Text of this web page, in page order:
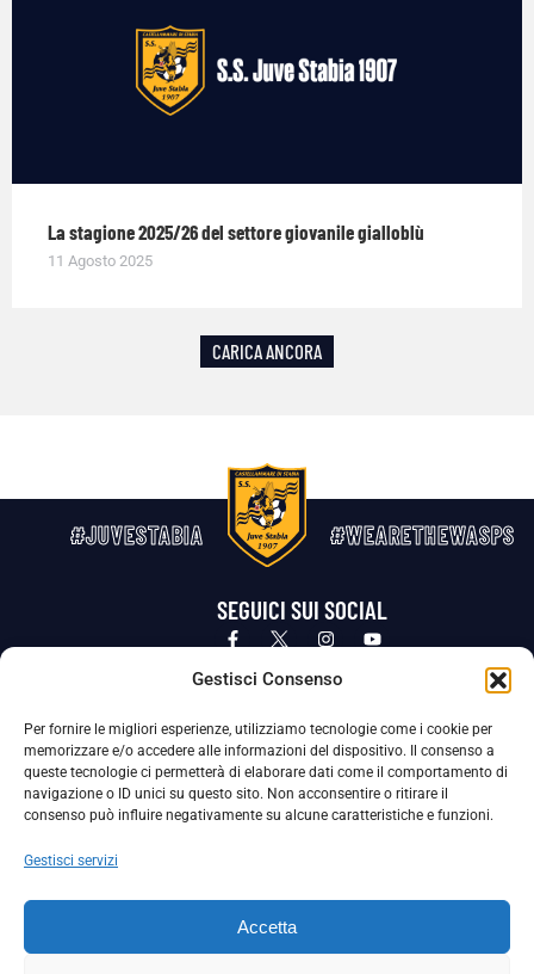
Gestisci Consenso
Per fornire le migliori esperienze, utilizziamo tecnologie come i cookie per
memorizzare e/o accedere alle informazioni del dispositivo. Il consenso a
queste tecnologie ci permetterà di elaborare dati come il comportamento di
navigazione o ID unici su questo sito. Non acconsentire o ritirare il
consenso può influire negativamente su alcune caratteristiche e funzioni.
Gestisci servizi
Accetta
La stagione 2025/26 del settore giovanile gialloblù
11 Agosto 2025
CARICA ANCORA
#JUVESTABIA #WEARETHEWASPS
SEGUICI SUI SOCIAL
Privacy Policy Cookie Policy
La Società ha nominato il Responsabile della Protezione dei Dati Personali (DPO), figura specializzata che vigila sulle modalità
adottate dalla nostra Società per tutelare i Suoi dati personali.
Per contattare il DPO può scrivere a